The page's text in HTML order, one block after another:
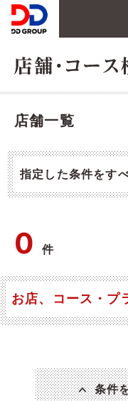
店舗一覧
指定した条件をす
0件
お店、コース・プ
条件